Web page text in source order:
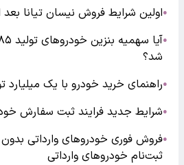
●اولین شرایط فروش نیسان تیانا بعد از ۱۳ سال اعلام
●
شد؟
●راهنمای خرید خودرو با یک میلیارد
●شرایط جدید فرایند ثبت سفارش
●فروش فوری خودروهای وارداتی
ثبت‌نام خودروهای وارداتی